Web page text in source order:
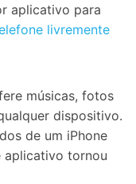
aplicativo para
livremente
músicas, fotos
dispositivo.
de um iPhone
aplicativo tornou